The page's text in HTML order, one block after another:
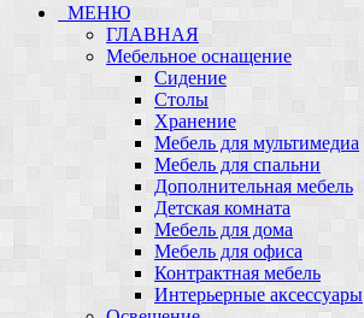
МЕНЮ
ГЛАВНАЯ
Мебельное оснащение
Сидение
Столы
Хранение
Мебель для мультимедиа
Мебель для спальни
Дополнительная мебель
Детская комната
Мебель для дома
Мебель для офиса
Контрактная мебель
Интерьерные аксессуары